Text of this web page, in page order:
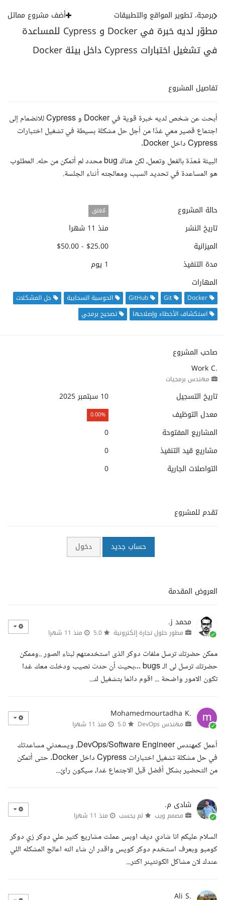
مطوّر لديه خبرة في Docker و Cypress للمساعدة
في تشغيل اختبارات Cypress داخل بيئة Docker
برمجة، تطوير المواقع والتطبيقات أضف مشروع مماثل
تفاصيل المشروع
أبحث عن شخص لديه خبرة قوية في Docker و Cypress للانضمام إلى
اجتماع قصير معي غدًا من أجل حل مشكلة بسيطة في تشغيل اختبارات
Cypress داخل Docker.
البيئة مُعدّة بالفعل وتعمل، لكن هناك bug محدد لم أتمكن من حله. المطلوب
هو المساعدة في تحديد السبب ومعالجته أثناء الجلسة.
حالة المشروع مُغلق
تاريخ النشر
منذ 11 شهرا
الميزانية
$25.00 - $50.00
مدة التنفيذ
1 يوم
المهارات
Docker
Git
GitHub الحوسبة السحابية
حل المشكلات
استكشاف الأخطاء وإصلاحها
تصحيح برمجي
صاحب المشروع
Work C.
مهندس برمجيات
تاريخ التسجيل
10 سبتمبر 2025
معدل التوظيف
0.00%
المشاريع المفتوحة
0
مشاريع قيد التنفيذ
0
التواصلات الجارية
0
تقدم للمشروع
حساب جديد دخول
العروض المقدمة
محمد ز.
مطور حلول تجارة إلكترونية منذ 11 شهرا
ممكن حضرتك ترسل ملفات دوكر الذى استخدمتهم لبناء الصور ..وممكن
حضرتك ترسل لى الـ bugs ...بحيث أن حدث نصيب ودخلت معك غدا
تكون الامور واضحة ... اقوم دائما بتشغيل ك...
Mohamedmourtadha K.
مهندس DevOps منذ 11 شهرا
أعمل كمهندس DevOps/Software Engineer، ويسعدني مساعدتك
في حل مشكلة تشغيل اختبارات Cypress داخل Docker. حتى أتمكن
من التحضير بشكل أفضل قبل الاجتماع غدا، سيكون رائ...
شادى م.
مصمم ويب لم يحسب منذ 11 شهرا
السلام عليكم انا شادي ديف اوبس عملت مشاريع كتير علي دوكر زي دوكر
كومبو وبعرف استخدم دوكر كويس واقدر ان شاء الله اعالج المشكله اللي
عندك لان مشاكل الكونتينر اكتر...
Ali S.